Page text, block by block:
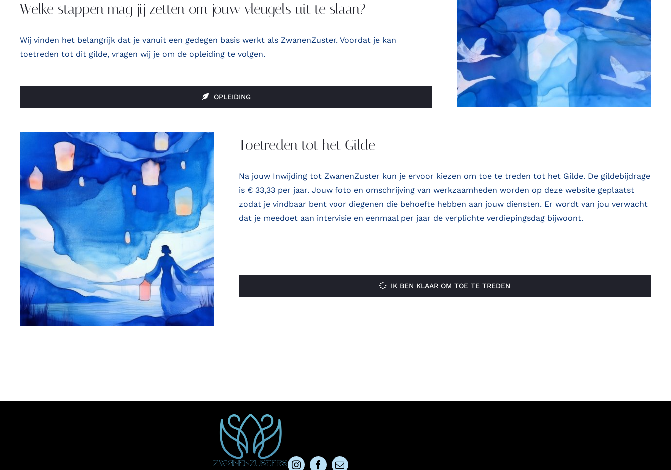
Welke stappen mag jij zetten om jouw vleugels uit te slaan?
Wij vinden het belangrijk dat je vanuit een gedegen basis werkt als ZwanenZuster. Voordat je kan
toetreden tot dit gilde, vragen wij je om de opleiding te volgen.
OPLEIDING
Toetreden tot het Gilde
Na jouw Inwijding tot ZwanenZuster kun je ervoor kiezen om toe te treden tot het Gilde. De gildebijdrage
is € 33,33 per jaar. Jouw foto en omschrijving van werkzaamheden worden op deze website geplaatst
zodat je vindbaar bent voor diegenen die behoefte hebben aan jouw diensten. Er wordt van jou verwacht
dat je meedoet aan intervisie en eenmaal per jaar de verplichte verdiepingsdag bijwoont.
IK BEN KLAAR OM TOE TE TREDEN